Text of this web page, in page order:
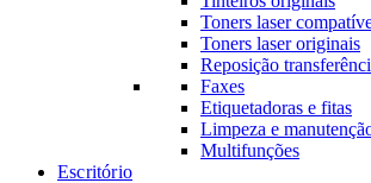
Toners laser
Toners laser originais
Reposição
Faxes
Etiquetadoras e fitas
Limpeza e
Multifunções
Escritório